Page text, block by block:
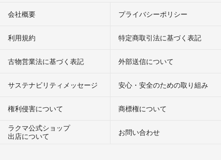
会社概要 プライバシーポリシー
利用規約 特定商取引法に基づく表記
古物営業法に基づく表記 外部送信について
サステナビリティメッセージ 安心・安全のための取り組み
権利侵害について
商標権について
ラクマ公式ショップ
出店について
お問い合わせ